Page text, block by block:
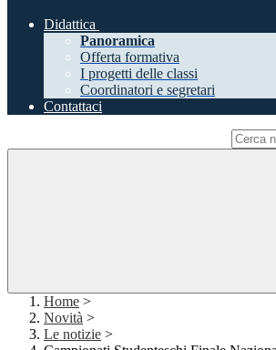
Didattica
Panoramica
Offerta formativa
I progetti delle classi
Coordinatori e segretari
Contattaci
Home >
Novità >
Le notizie >